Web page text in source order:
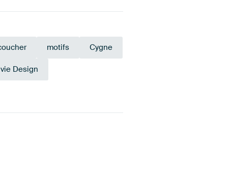
motifs Cygne
Design